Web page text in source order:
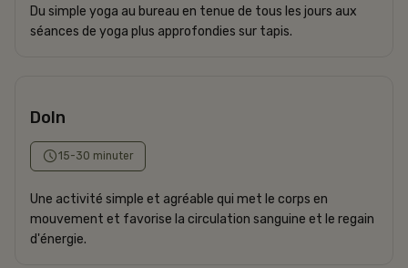
Du simple yoga au bureau en tenue de tous les jours aux
séances de yoga plus approfondies sur tapis.
DoIn
15-30 minuter
Une activité simple et agréable qui met le corps en
mouvement et favorise la circulation sanguine et le regain
d'énergie.